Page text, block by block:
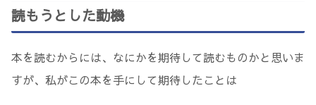
読もうとした動機
本を読むからには、なにかを期待して読むものかと思いま
すが、私がこの本を手にして期待したことは